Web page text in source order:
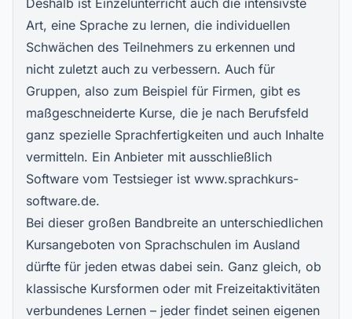
Deshalb ist Einzelunterricht auch die intensivste
Art, eine Sprache zu lernen, die individuellen
Schwächen des Teilnehmers zu erkennen und
nicht zuletzt auch zu verbessern. Auch für
Gruppen, also zum Beispiel für Firmen, gibt es
maßgeschneiderte Kurse, die je nach Berufsfeld
ganz spezielle Sprachfertigkeiten und auch Inhalte
vermitteln. Ein Anbieter mit ausschließlich
Software vom Testsieger ist www.sprachkurs-
software.de.
Bei dieser großen Bandbreite an unterschiedlichen
Kursangeboten von Sprachschulen im Ausland
dürfte für jeden etwas dabei sein. Ganz gleich, ob
klassische Kursformen oder mit Freizeitaktivitäten
verbundenes Lernen – jeder findet seinen eigenen